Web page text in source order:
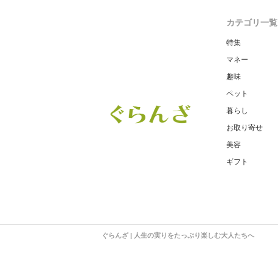
カテゴリ一覧
特集
マネー
趣味
ペット
暮らし
お取り寄せ
美容
ギフト
ぐらんざ | 人生の実りをたっぷり楽しむ大人たちへ